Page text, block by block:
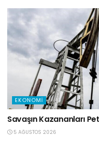
EKONOMI
Savaşın Kazananları
5 AĞUSTOS 2026